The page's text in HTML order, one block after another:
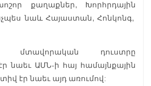
քաղաքներ, Խորհրդային
նաև Հայաստան, Հոնկոնգ,
մտավորական դուստրը
նաեւ ԱՄՆ-ի հայ համայնքային
էր նաեւ այդ առումով: